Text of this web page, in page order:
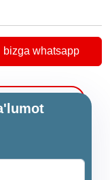
bizga whatsapp